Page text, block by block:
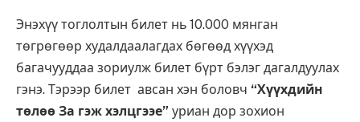
Энэхүү тоглолтын билет нь 10.000 мянган
төгрөгөөр худалдаалагдах бөгөөд хүүхэд
багачууддаа зориулж билет бүрт бэлэг дагалдуулах
гэнэ. Тэрээр билет авсан хэн боловч “Хүүхдийн
төлөө За гэж хэлцгээе” уриан дор зохион